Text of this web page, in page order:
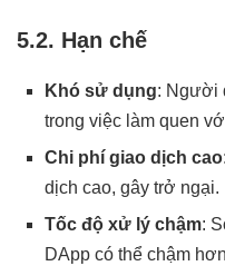
5.2. Hạn chế
Khó sử dụng: Người
trong việc làm quen
Chi phí giao dịch cao
dịch cao, gây trở ngại.
Tốc độ xử lý chậm:
DApp có thể chậm